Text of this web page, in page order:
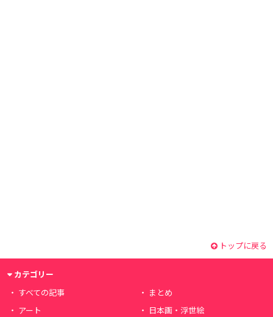
トップに戻る
カテゴリー
すべての記事
まとめ
アート
日本画・浮世絵